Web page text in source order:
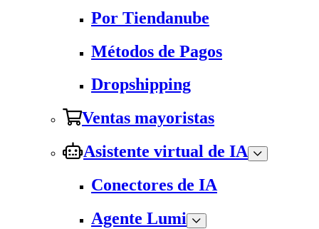
Por Tiendanube
Métodos de Pagos
Dropshipping
Ventas mayoristas
Asistente virtual de IA
Conectores de IA
Agente Lumi